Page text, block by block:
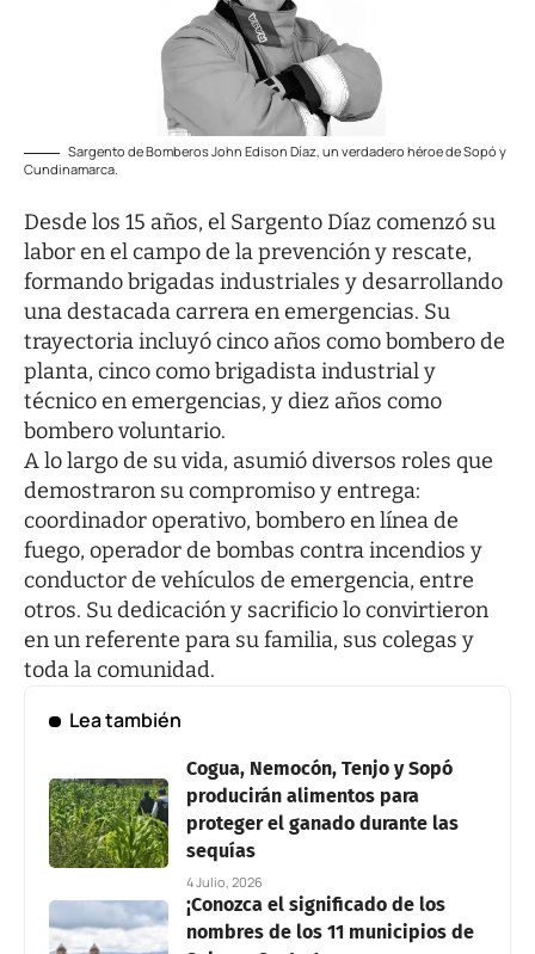
Sargento de Bomberos John Edison Díaz, un verdadero héroe de Sopó y
Cundinamarca.
Desde los 15 años, el Sargento Díaz comenzó su
labor en el campo de la prevención y rescate,
formando brigadas industriales y desarrollando
una destacada carrera en emergencias. Su
trayectoria incluyó cinco años como bombero de
planta, cinco como brigadista industrial y
técnico en emergencias, y diez años como
bombero voluntario.
A lo largo de su vida, asumió diversos roles que
demostraron su compromiso y entrega:
coordinador operativo, bombero en línea de
fuego, operador de bombas contra incendios y
conductor de vehículos de emergencia, entre
otros. Su dedicación y sacrificio lo convirtieron
en un referente para su familia, sus colegas y
toda la comunidad.
Lea también
Cogua, Nemocón, Tenjo y Sopó
producirán alimentos para
proteger el ganado durante las
sequías
4 Julio, 2026
¡Conozca el significado de los
nombres de los 11 municipios de